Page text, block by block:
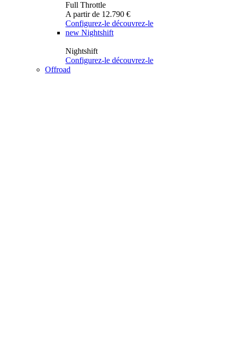
Full Throttle
A partir de 12.790 €
Configurez-le découvrez-le
new Nightshift
Nightshift
Configurez-le découvrez-le
Offroad